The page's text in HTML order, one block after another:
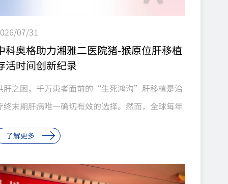
07/31
科奥格助力湘雅二医院猪-猴原位肝移植
活时间创新纪录
肝之困，千万患者面前的“生死鸿沟”肝移植是治
终末期肝病唯一确切有效的选择。然而，全球每年
30万终末期肝病患者亟需肝移植，而年供肝量仅约
移植，全年仅完成7188例手术，仅占登记等待患者
了解更多